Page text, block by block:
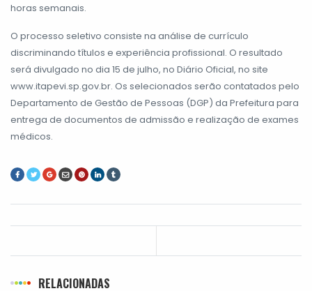
horas semanais.
O processo seletivo consiste na análise de currículo
discriminando títulos e experiência profissional. O resultado
será divulgado no dia 15 de julho, no Diário Oficial, no site
www.itapevi.sp.gov.br. Os selecionados serão contatados pelo
Departamento de Gestão de Pessoas (DGP) da Prefeitura para
entrega de documentos de admissão e realização de exames
médicos.
RELACIONADAS